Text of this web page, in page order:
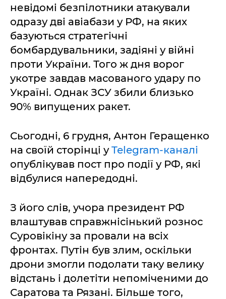
невідомі безпілотники атакували
одразу дві авіабази у РФ, на яких
базуються стратегічні
бомбардувальники, задіяні у війні
проти України. Того ж дня ворог
укотре завдав масованого удару по
Україні. Однак ЗСУ збили близько
90% випущених ракет.
Сьогодні, 6 грудня, Антон Геращенко
на своїй сторінці уTelegram-каналі
опублікував пост про події у РФ, які
відбулися напередодні.
З його слів, учора президент РФ
влаштував справжнісінький рознос
Суровікіну за провали на всіх
фронтах. Путін був злим, оскільки
дрони змогли подолати таку велику
відстань і долетіти непоміченими до
Саратова та Рязані. Більше того,